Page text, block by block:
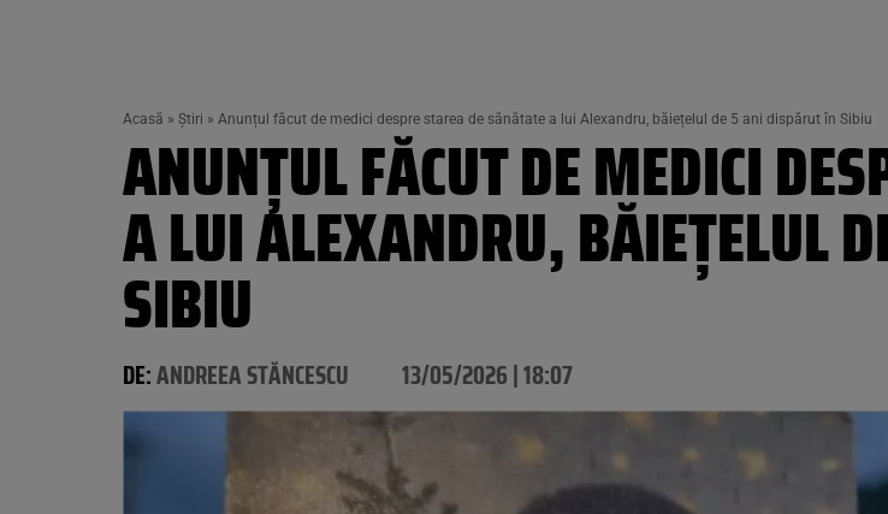
Acasă » Știri » Anunțul făcut de medici despre starea de sănătate a lui Alexandru, băiețelul de 5 ani dispărut în Sibiu
ANUNȚUL FĂCUT DE MEDICI
A LUI ALEXANDRU, BĂIEȚELUL
SIBIU
DE:ANDREEA STĂNCESCU 13/05/2026 | 18:07